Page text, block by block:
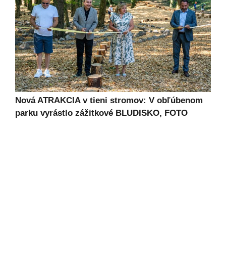
Nová ATRAKCIA v tieni stromov: V obľúbenom
parku vyrástlo zážitkové BLUDISKO, FOTO